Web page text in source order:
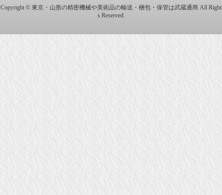
Copyright © 東京・山形の精密機械や美術品の輸送・梱包・保管は武蔵通商 All Right
s Reserved.